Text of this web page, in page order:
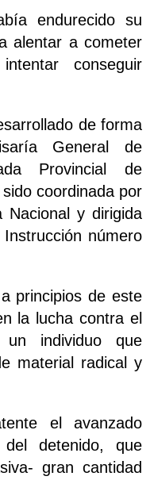
endurecido su
alentar a cometer
conseguir
de forma
General de
Provincial de
coordinada por
Nacional y dirigida
número
principios de este
la lucha contra el
un individuo que
material radical y
el avanzado
detenido, que
gran cantidad